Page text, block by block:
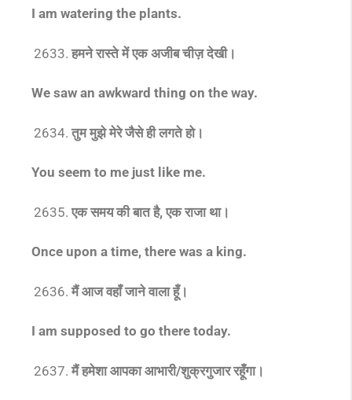
I am watering the plants.
हमने रास्ते में एक अजीब चीज़ देखी।
We saw an awkward thing on the way.
तुम मुझे मेरे जैसे ही लगते हो।
You seem to me just like me.
एक समय की बात है, एक राजा था।
Once upon a time, there was a king.
मैं आज वहाँ जाने वाला हूँ।
I am supposed to go there today.
मैं हमेशा आपका आभारी/शुक्रगुजार रहूँगा।